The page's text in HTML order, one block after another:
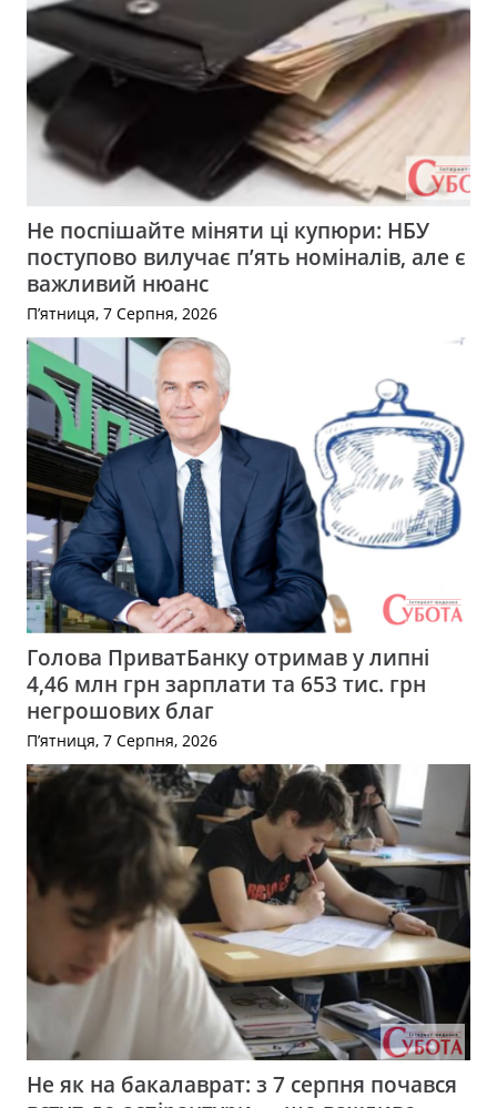
Не поспішайте міняти ці купюри: НБУ
поступово вилучає п’ять номіналів, але є
важливий нюанс
П’ятниця, 7 Серпня, 2026
Голова ПриватБанку отримав у липні
4,46 млн грн зарплати та 653 тис. грн
негрошових благ
П’ятниця, 7 Серпня, 2026
Не як на бакалаврат: з 7 серпня почався